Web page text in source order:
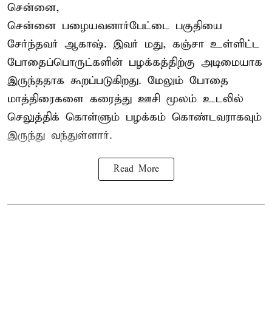
சென்னை,
சென்னை பழையவனார்பேட்டை பகுதியை
சேர்ந்தவர் ஆகாஷ். இவர் மது, கஞ்சா உள்ளிட்ட
போதைப்பொருட்களின் பழக்கத்திற்கு அடிமையாக
இருந்ததாக கூறப்படுகிறது. மேலும் போதை
மாத்திரைகளை கரைத்து ஊசி மூலம் உடலில்
செலுத்திக் கொள்ளும் பழக்கம் கொண்டவராகவும்
இருந்து வந்துள்ளார்.
Read More